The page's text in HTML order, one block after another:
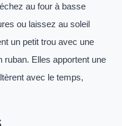
au four à basse
ou laissez au soleil
un petit trou avec une
ruban. Elles apportent une
avec le temps,